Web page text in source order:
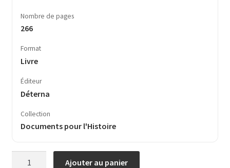
Nombre de pages
266
Format
Livre
Éditeur
Déterna
Collection
Documents pour l'Histoire
Ajouter au panier